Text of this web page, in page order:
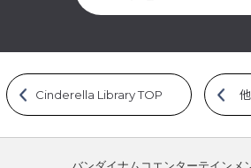
Cinderella Library TOP
バンダイナムコエンターテインメ